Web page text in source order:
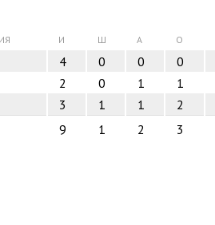
И Ш А О
4 0 0 0
2 0 1 1
3 1 1 2
9
1 2 3